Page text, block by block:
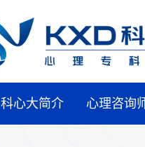
科心大简介 心理咨询